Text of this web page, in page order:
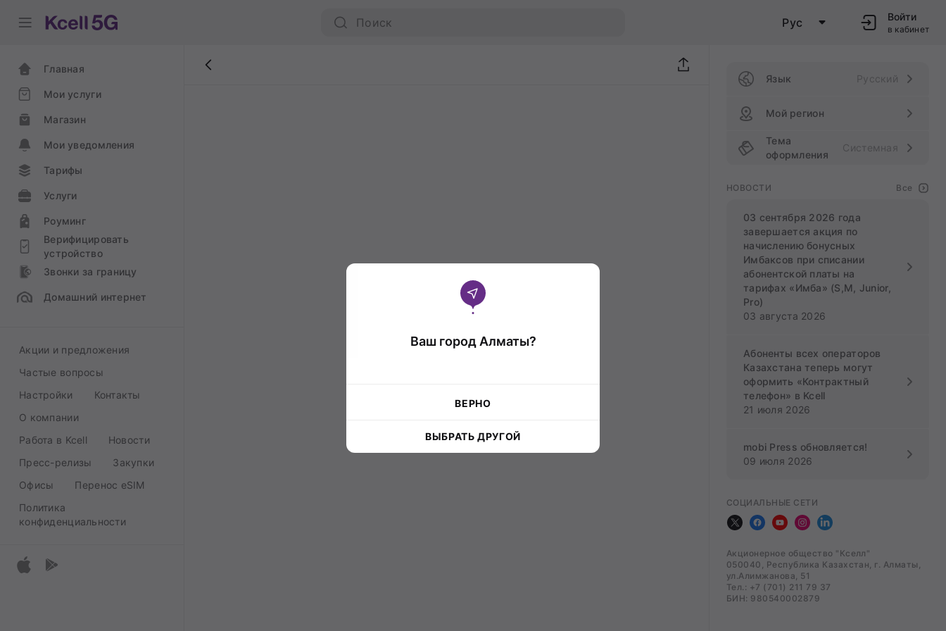
Рус Войти
в кабинет
Главная
Мои услуги
Магазин
Мои уведомления
Тарифы
Услуги
Роуминг
Верифицировать
устройство
Звонки за границу
Домашний интернет
Акции и предложения
Частые вопросы
Настройки
Контакты
О компании
Работа в Kcell
Новости
Пресс-релизы
Закупки
Офисы
Перенос eSIM
Политика
конфиденциальности
Язык Русский
Мой регион
Тема
оформления
Системная
НОВОСТИ Все
03 сентября 2026 года
завершается акция по
начислению бонусных
Имбаксов при списании
абонентской платы на
тарифах «Имба» (S,M, Junior,
Pro)
03 августа 2026
Абоненты всех операторов
Казахстана теперь могут
оформить «Контрактный
телефон» в Kcell
21 июля 2026
mobi Press обновляется!
09 июля 2026
СОЦИАЛЬНЫЕ СЕТИ
Акционерное общество "Кселл"
050040, Республика Казахстан, г. Алматы,
ул.Алимжанова, 51
Тел.: +7 (701) 211 79 37
БИН: 980540002879
Ваш город Алматы?
ВЕРНО
ВЫБРАТЬ ДРУГОЙ